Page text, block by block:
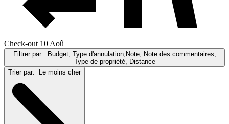
Check-out 10 Aoû
Filtrer par:
Budget, Type d'annulation,Note, Note des commentaires,
Type de propriété, Distance
Trier par:
Le moins cher